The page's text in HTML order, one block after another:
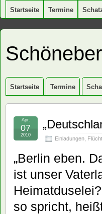
Startseite Termine
Startseite Termine
Einladungen
Apr.
07
2010
„Berlin eben.
ist unser
so spricht,